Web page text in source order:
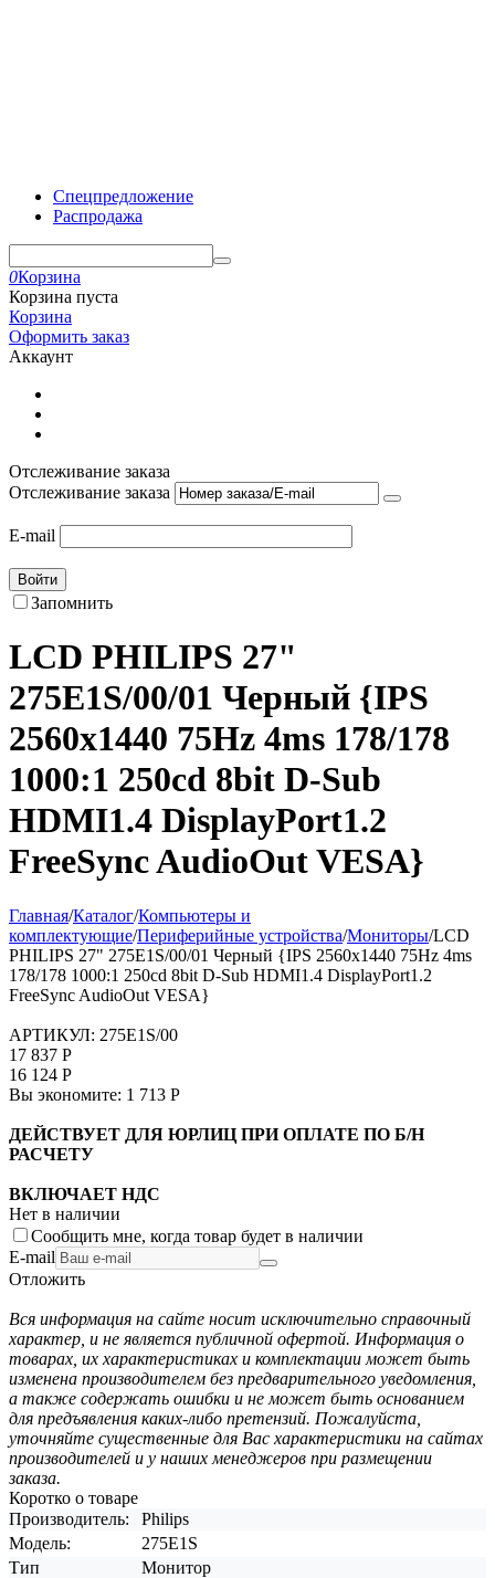
Спецпредложение
Распродажа
0Корзина
Корзина пуста
Корзина
Оформить заказ
Аккаунт
Отслеживание заказа
Отслеживание заказа
E-mail
Войти
Запомнить
LCD PHILIPS 27"
275E1S/00/01 Черный {IPS
2560x1440 75Hz 4ms 178/178
1000:1 250cd 8bit D-Sub
HDMI1.4 DisplayPort1.2
FreeSync AudioOut VESA}
Главная/Каталог/Компьютеры и
комплектующие/Периферийные устройства/Мониторы/LCD
PHILIPS 27" 275E1S/00/01 Черный {IPS 2560x1440 75Hz 4ms
178/178 1000:1 250cd 8bit D-Sub HDMI1.4 DisplayPort1.2
FreeSync AudioOut VESA}
АРТИКУЛ: 275E1S/00
17 837 Р
16 124 Р
Вы экономите: 1 713 Р
ДЕЙСТВУЕТ ДЛЯ ЮРЛИЦ ПРИ ОПЛАТЕ ПО Б/Н
РАСЧЕТУ
ВКЛЮЧАЕТ НДС
Нет в наличии
Сообщить мне, когда товар будет в наличии
E-mail
Отложить
Вся информация на сайте носит исключительно справочный
характер, и не является публичной офертой. Информация о
товарах, их характеристиках и комплектации может быть
изменена производителем без предварительного уведомления,
а также содержать ошибки и не может быть основанием
для предъявления каких-либо претензий. Пожалуйста,
уточняйте существенные для Вас характеристики на сайтах
производителей и у наших менеджеров при размещении
заказа.
Коротко о товаре
Производитель:
Philips
Модель:
275E1S
Тип
Монитор